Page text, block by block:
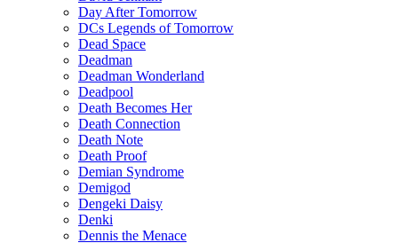
Day After Tomorrow
DCs Legends of Tomorrow
Dead Space
Deadman
Deadman Wonderland
Deadpool
Death Becomes Her
Death Connection
Death Note
Death Proof
Demian Syndrome
Demigod
Dengeki Daisy
Denki
Dennis the Menace